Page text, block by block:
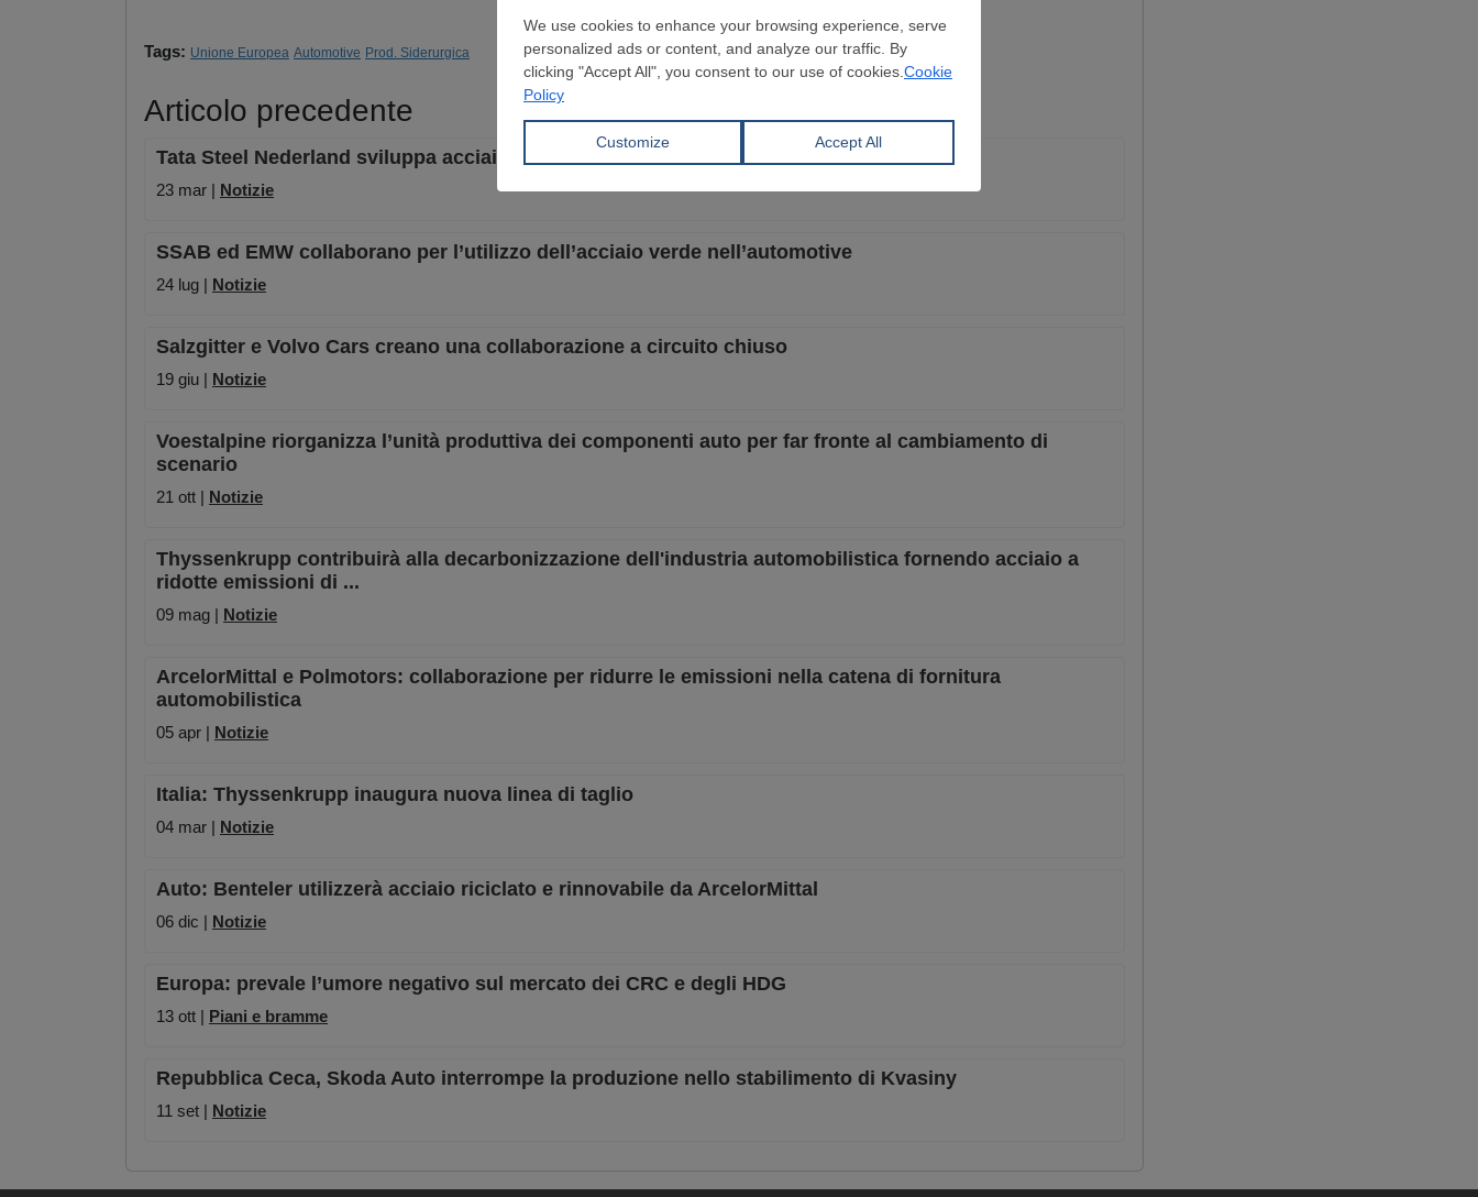
Tags: Unione Europea Automotive Prod. Siderurgica
Articolo precedente
Tata Steel Nederland sviluppa acciai di nuova generazione per il settore dell’automotive
23 mar | Notizie
SSAB ed EMW collaborano per l’utilizzo dell’acciaio verde nell’automotive
24 lug | Notizie
Salzgitter e Volvo Cars creano una collaborazione a circuito chiuso
19 giu | Notizie
Voestalpine riorganizza l’unità produttiva dei componenti auto per far fronte al cambiamento di
scenario
21 ott | Notizie
Thyssenkrupp contribuirà alla decarbonizzazione dell'industria automobilistica fornendo acciaio a
ridotte emissioni di ...
09 mag | Notizie
ArcelorMittal e Polmotors: collaborazione per ridurre le emissioni nella catena di fornitura
automobilistica
05 apr | Notizie
Italia: Thyssenkrupp inaugura nuova linea di taglio
04 mar | Notizie
Auto: Benteler utilizzerà acciaio riciclato e rinnovabile da ArcelorMittal
06 dic | Notizie
Europa: prevale l’umore negativo sul mercato dei CRC e degli HDG
13 ott | Piani e bramme
Repubblica Ceca, Skoda Auto interrompe la produzione nello stabilimento di Kvasiny
11 set | Notizie